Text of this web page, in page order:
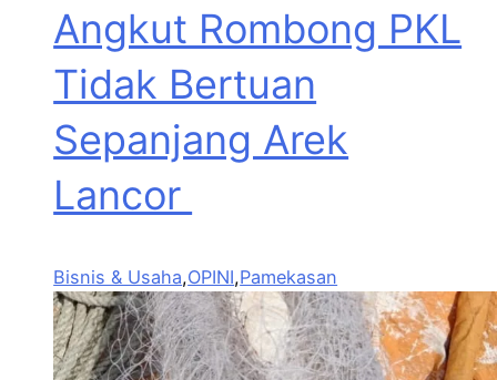
Angkut Rombong PKL
Tidak Bertuan
Sepanjang Arek
Lancor
Bisnis & Usaha,OPINI,Pamekasan